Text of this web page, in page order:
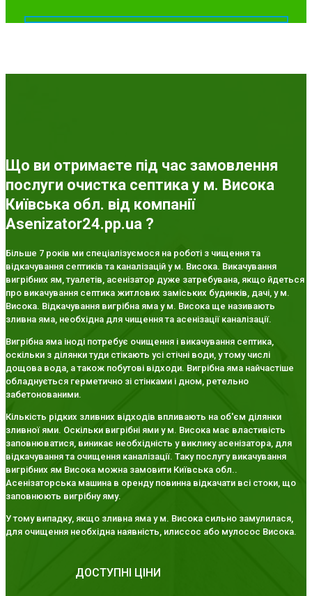
Що ви отримаєте під час замовлення
послуги очистка септика у м. Висока
Київська обл. від компанії
Asenizator24.pp.ua ?
Більше 7 років ми спеціалізуємося на роботі з чищення та
відкачування септиків та каналізацій у м. Висока. Викачування
вигрібних ям, туалетів, асенізатор дуже затребувана, якщо йдеться
про викачування септика житлових заміських будинків, дачі, у м.
Висока. Відкачування вигрібна яма у м. Висока ще називають
зливна яма, необхідна для чищення та асенізації каналізації.
Вигрібна яма іноді потребує очищення і викачування септика,
оскільки з ділянки туди стікають усі стічні води, у тому числі
дощова вода, а також побутові відходи. Вигрібна яма найчастіше
обладнується герметично зі стінками і дном, ретельно
забетонованими.
Кількість рідких зливних відходів впливають на об'єм ділянки
зливної ями. Оскільки вигрібні ями у м. Висока має властивість
заповнюватися, виникає необхідність у виклику асенізатора, для
відкачування та очищення каналізації. Таку послугу викачування
вигрібних ям Висока можна замовити Київська обл..
Асенізаторська машина в оренду повинна відкачати всі стоки, що
заповнюють вигрібну яму.
У тому випадку, якщо зливна яма у м. Висока сильно замулилася,
для очищення необхідна наявність, илиссос або мулосос Висока.
ДОСТУПНІ ЦІНИ